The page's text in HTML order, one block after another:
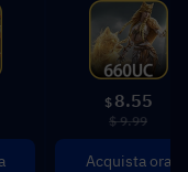
$ 8.55
$ 9.99
Acquista ora